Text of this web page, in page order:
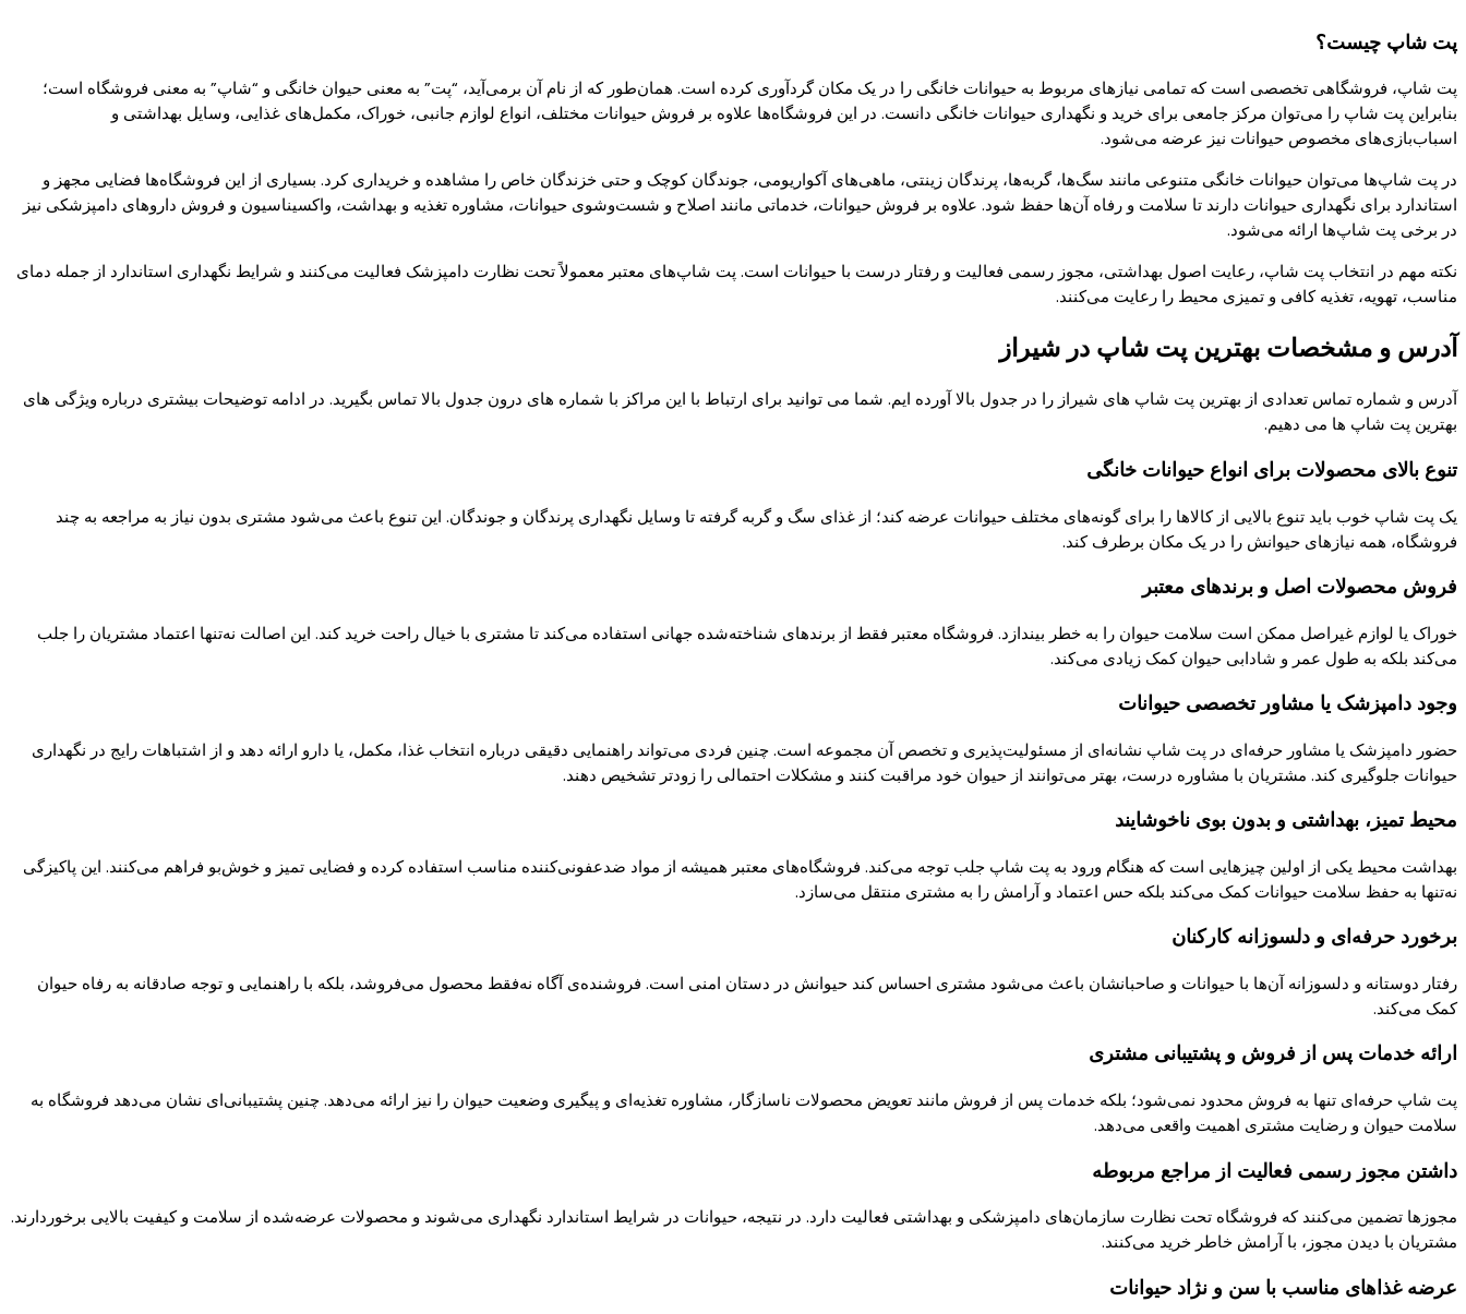
پت شاپ چیست؟
پت شاپ، فروشگاهی تخصصی است که تمامی نیازهای مربوط به حیوانات خانگی را در یک مکان گردآوری کرده است. همان‌طور که از نام آن برمی‌آید، “پت” به معنی حیوان خانگی و “شاپ” به معنی فروشگاه است؛
بنابراین پت شاپ را می‌توان مرکز جامعی برای خرید و نگهداری حیوانات خانگی دانست. در این فروشگاه‌ها علاوه بر فروش حیوانات مختلف، انواع لوازم جانبی، خوراک، مکمل‌های غذایی، وسایل بهداشتی و
اسباب‌بازی‌های مخصوص حیوانات نیز عرضه می‌شود.
در پت شاپ‌ها می‌توان حیوانات خانگی متنوعی مانند سگ‌ها، گربه‌ها، پرندگان زینتی، ماهی‌های آکواریومی، جوندگان کوچک و حتی خزندگان خاص را مشاهده و خریداری کرد. بسیاری از این فروشگاه‌ها فضایی مجهز و
استاندارد برای نگهداری حیوانات دارند تا سلامت و رفاه آن‌ها حفظ شود. علاوه بر فروش حیوانات، خدماتی مانند اصلاح و شست‌وشوی حیوانات، مشاوره تغذیه و بهداشت، واکسیناسیون و فروش داروهای دامپزشکی نیز
در برخی پت شاپ‌ها ارائه می‌شود.
نکته مهم در انتخاب پت شاپ، رعایت اصول بهداشتی، مجوز رسمی فعالیت و رفتار درست با حیوانات است. پت شاپ‌های معتبر معمولاً تحت نظارت دامپزشک فعالیت می‌کنند و شرایط نگهداری استاندارد از جمله دمای
مناسب، تهویه، تغذیه کافی و تمیزی محیط را رعایت می‌کنند.
آدرس و مشخصات بهترین پت شاپ در شیراز
آدرس و شماره تماس تعدادی از بهترین پت شاپ های شیراز را در جدول بالا آورده ایم. شما می توانید برای ارتباط با این مراکز با شماره های درون جدول بالا تماس بگیرید. در ادامه توضیحات بیشتری درباره ویژگی های
بهترین پت شاپ ها می دهیم.
تنوع بالای محصولات برای انواع حیوانات خانگی
یک پت شاپ خوب باید تنوع بالایی از کالاها را برای گونه‌های مختلف حیوانات عرضه کند؛ از غذای سگ و گربه گرفته تا وسایل نگهداری پرندگان و جوندگان. این تنوع باعث می‌شود مشتری بدون نیاز به مراجعه به چند
فروشگاه، همه نیازهای حیوانش را در یک مکان برطرف کند.
فروش محصولات اصل و برندهای معتبر
خوراک یا لوازم غیراصل ممکن است سلامت حیوان را به خطر بیندازد. فروشگاه معتبر فقط از برندهای شناخته‌شده جهانی استفاده می‌کند تا مشتری با خیال راحت خرید کند. این اصالت نه‌تنها اعتماد مشتریان را جلب
می‌کند بلکه به طول عمر و شادابی حیوان کمک زیادی می‌کند.
وجود دامپزشک یا مشاور تخصصی حیوانات
حضور دامپزشک یا مشاور حرفه‌ای در پت شاپ نشانه‌ای از مسئولیت‌پذیری و تخصص آن مجموعه است. چنین فردی می‌تواند راهنمایی دقیقی درباره انتخاب غذا، مکمل، یا دارو ارائه دهد و از اشتباهات رایج در نگهداری
حیوانات جلوگیری کند. مشتریان با مشاوره درست، بهتر می‌توانند از حیوان خود مراقبت کنند و مشکلات احتمالی را زودتر تشخیص دهند.
محیط تمیز، بهداشتی و بدون بوی ناخوشایند
بهداشت محیط یکی از اولین چیزهایی است که هنگام ورود به پت شاپ جلب توجه می‌کند. فروشگاه‌های معتبر همیشه از مواد ضدعفونی‌کننده مناسب استفاده کرده و فضایی تمیز و خوش‌بو فراهم می‌کنند. این پاکیزگی
نه‌تنها به حفظ سلامت حیوانات کمک می‌کند بلکه حس اعتماد و آرامش را به مشتری منتقل می‌سازد.
برخورد حرفه‌ای و دلسوزانه کارکنان
رفتار دوستانه و دلسوزانه آن‌ها با حیوانات و صاحبانشان باعث می‌شود مشتری احساس کند حیوانش در دستان امنی است. فروشنده‌ی آگاه نه‌فقط محصول می‌فروشد، بلکه با راهنمایی و توجه صادقانه به رفاه حیوان
کمک می‌کند.
ارائه خدمات پس از فروش و پشتیبانی مشتری
پت شاپ حرفه‌ای تنها به فروش محدود نمی‌شود؛ بلکه خدمات پس از فروش مانند تعویض محصولات ناسازگار، مشاوره تغذیه‌ای و پیگیری وضعیت حیوان را نیز ارائه می‌دهد. چنین پشتیبانی‌ای نشان می‌دهد فروشگاه به
سلامت حیوان و رضایت مشتری اهمیت واقعی می‌دهد.
داشتن مجوز رسمی فعالیت از مراجع مربوطه
مجوزها تضمین می‌کنند که فروشگاه تحت نظارت سازمان‌های دامپزشکی و بهداشتی فعالیت دارد. در نتیجه، حیوانات در شرایط استاندارد نگهداری می‌شوند و محصولات عرضه‌شده از سلامت و کیفیت بالایی برخوردارند.
مشتریان با دیدن مجوز، با آرامش خاطر خرید می‌کنند.
عرضه غذاهای مناسب با سن و نژاد حیوانات